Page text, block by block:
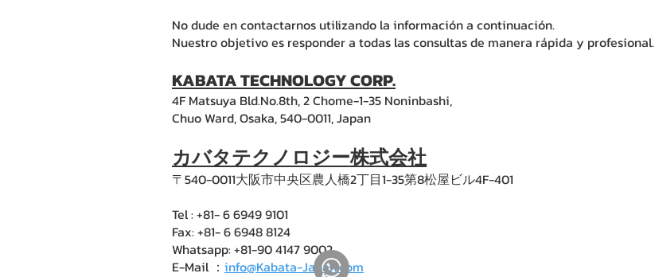
No dude en contactarnos utilizando la información a continuación.
Nuestro objetivo es responder a todas las consultas de manera rápida y profesional.
KABATA TECHNOLOGY CORP.
4F Matsuya Bld.No.8th, 2 Chome-1-35 Noninbashi,
Chuo Ward, Osaka, 540-0011, Japan
カバタテクノロジー株式会社
〒540-0011大阪市中央区農人橋2丁目1-35第8松屋ビル4F-401
Tel : +81- 6 6949 9101
Fax: +81- 6 6948 8124
Whatsapp: +81-90 4147 9002
​​​​​​​​​​​​​​E-Mail ： info@Kabata-Japan.com